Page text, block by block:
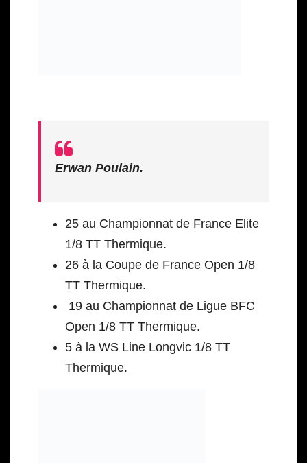
Erwan Poulain.
25 au Championnat de France Elite
1/8 TT Thermique.
26 à la Coupe de France Open 1/8
TT Thermique.
19 au Championnat de Ligue BFC
Open 1/8 TT Thermique.
5 à la WS Line Longvic 1/8 TT
Thermique.